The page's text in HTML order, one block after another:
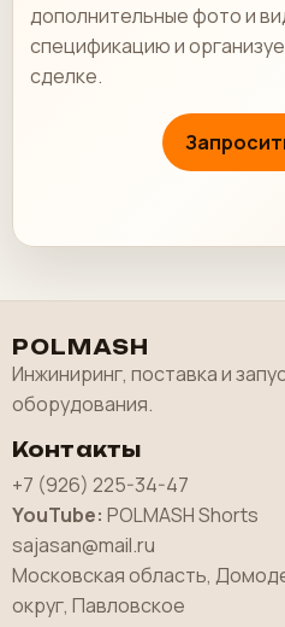
дополнительные фото и
спецификацию и
сделке.
POLMASH
Инжиниринг, поставка и
оборудования.
Контакты
+7 (926) 225-34-47
YouTube: POLMASH Shorts
sajasan@mail.ru
Московская область,
округ, Павловское